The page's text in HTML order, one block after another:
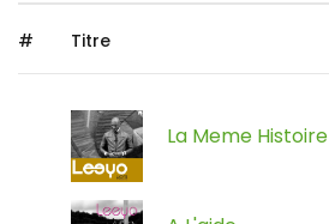
# Titre
La Meme Histoire